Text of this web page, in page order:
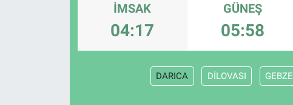
İMSAK
04:17
GÜNEŞ
05:58
DARICA DİLOVASI GEBZE